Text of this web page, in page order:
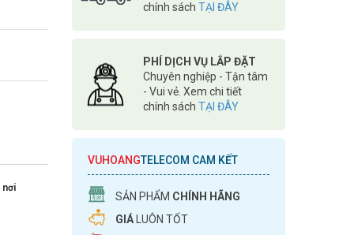
nơi
chính sách TẠI ĐÂY
PHÍ DỊCH VỤ LẮP ĐẶT
Chuyên nghiệp - Tận tâm
- Vui vẻ. Xem chi tiết
chính sách TẠI ĐÂY
VUHOANGTELECOM CAM KẾT
SẢN PHẨM CHÍNH HÃNG
GIÁ LUÔN TỐT